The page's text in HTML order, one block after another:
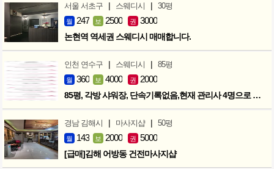
서울 서초구 | 스웨디시 | 30평
월 247 보 2500 권 3000
논현역 역세권 스웨디시 매매합니다.
인천 연수구 | 스웨디시 | 85평
월 360 보 4000 권 2000
85평, 각방 샤워장, 단속기록없음,현재 관리사 4명으로 성업중
경남 김해시 | 마사지샵 | 50평
월 143 보 2000 권 5000
[급매]김해 어방동 건전마사지샵